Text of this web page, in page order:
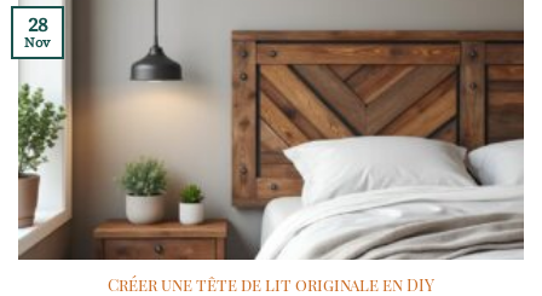
Créer une tête de lit originale en DIY
28
Nov